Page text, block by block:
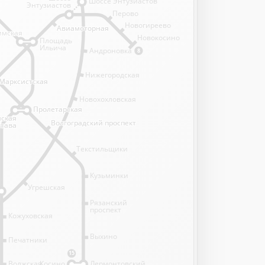
8
15
Андроновка
Нижегородская
Новохохловская
Угрешская
Текстильщики
Кузьминки
Рязанский
проспект
Выхино
Лермонтовский
Кожуховская
Печатники
Волжская
Перово
Новогиреево
Новокосино
Площадь
Ильича
Пролетарская
Пролетарская
Волгоградский проспект
Волгоградский проспект
Авиамоторная
Авиамоторная
Энтузиастов
Косино